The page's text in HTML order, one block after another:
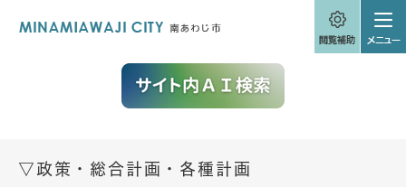
▽政策・総合計画・各種計画